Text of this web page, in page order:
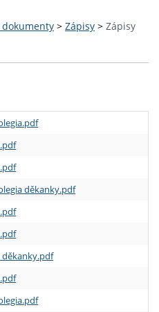
> Zápisy > Zápisy
děkanky.pdf
děkanky.pdf